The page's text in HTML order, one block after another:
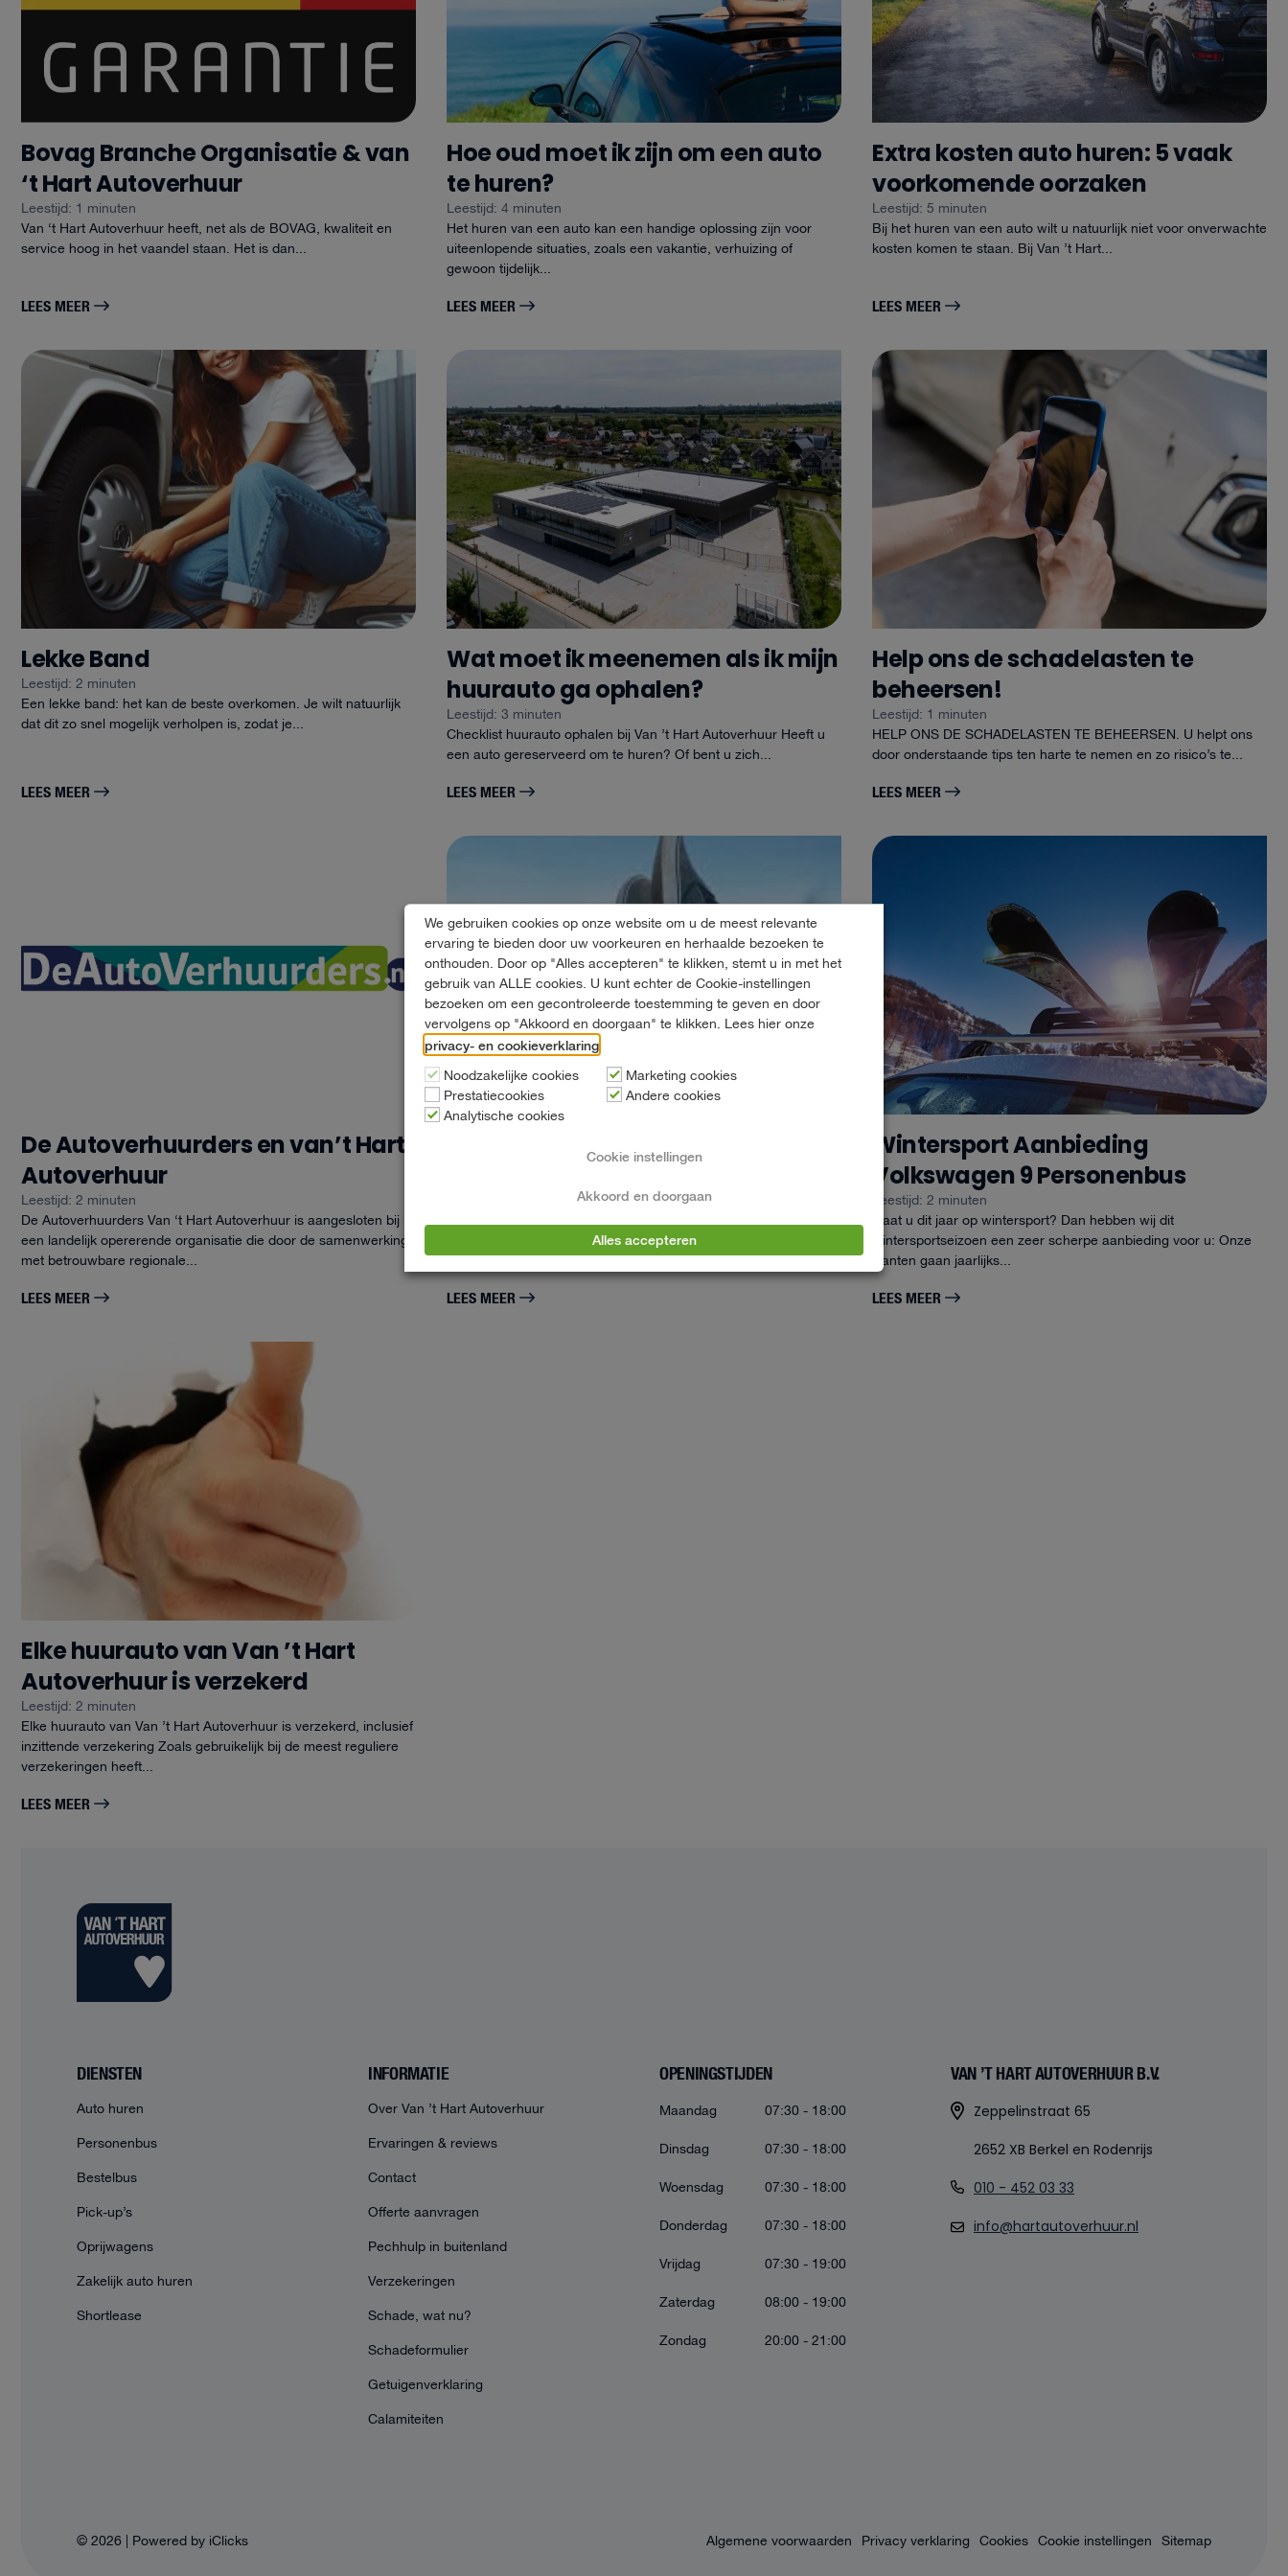
Bovag Branche Organisatie & van
‘t Hart Autoverhuur
Leestijd: 1 minuten
Van ‘t Hart Autoverhuur heeft, net als de BOVAG, kwaliteit en
service hoog in het vaandel staan. Het is dan...
LEES MEER
Hoe oud moet ik zijn om een auto
te huren?
Leestijd: 4 minuten
Het huren van een auto kan een handige oplossing zijn voor
uiteenlopende situaties, zoals een vakantie, verhuizing of
gewoon tijdelijk...
LEES MEER
Extra kosten auto huren: 5 vaak
voorkomende oorzaken
Leestijd: 5 minuten
Bij het huren van een auto wilt u natuurlijk niet voor onverwachte
kosten komen te staan. Bij Van ’t Hart...
LEES MEER
Lekke Band
Leestijd: 2 minuten
Een lekke band: het kan de beste overkomen. Je wilt natuurlijk
dat dit zo snel mogelijk verholpen is, zodat je...
LEES MEER
Wat moet ik meenemen als ik mijn
huurauto ga ophalen?
Leestijd: 3 minuten
Checklist huurauto ophalen bij Van ’t Hart Autoverhuur Heeft u
een auto gereserveerd om te huren? Of bent u zich...
LEES MEER
Help ons de schadelasten te
beheersen!
Leestijd: 1 minuten
HELP ONS DE SCHADELASTEN TE BEHEERSEN. U helpt ons
door onderstaande tips ten harte te nemen en zo risico’s te...
LEES MEER
De Autoverhuurders en van’t Hart
Autoverhuur
Leestijd: 2 minuten
De Autoverhuurders Van ‘t Hart Autoverhuur is aangesloten bij
een landelijk opererende organisatie die door de samenwerking
met betrouwbare regionale...
LEES MEER
Pechhulp Verlening Buitenland
Pechhulp Verlening Buitenland Van ’t Hart Autoverhuur heeft alle
voertuigen voorzien van 24/7 pechhulp d.m.v. een eigen label bij
een...
LEES MEER
Wintersport Aanbieding
Volkswagen 9 Personenbus
Leestijd: 2 minuten
Gaat u dit jaar op wintersport? Dan hebben wij dit
wintersportseizoen een zeer scherpe aanbieding voor u: Onze
klanten gaan jaarlijks...
LEES MEER
Elke huurauto van Van ’t Hart
Autoverhuur is verzekerd
Leestijd: 2 minuten
Elke huurauto van Van ’t Hart Autoverhuur is verzekerd, inclusief
inzittende verzekering Zoals gebruikelijk bij de meest reguliere
verzekeringen heeft...
LEES MEER
DIENSTEN
Auto huren
Personenbus
Bestelbus
Pick-up’s
Oprijwagens
Zakelijk auto huren
Shortlease
INFORMATIE
Over Van ’t Hart Autoverhuur
Ervaringen & reviews
Contact
Offerte aanvragen
Pechhulp in buitenland
Verzekeringen
Schade, wat nu?
Schadeformulier
Getuigenverklaring
Calamiteiten
OPENINGSTIJDEN
Maandag
07:30 - 18:00
Dinsdag
07:30 - 18:00
Woensdag
07:30 - 18:00
Donderdag
07:30 - 18:00
Vrijdag
07:30 - 19:00
Zaterdag
08:00 - 19:00
Zondag
20:00 - 21:00
VAN ’T HART AUTOVERHUUR B.V.
Zeppelinstraat 65
2652 XB Berkel en Rodenrijs
010 - 452 03 33
info@hartautoverhuur.nl
© 2026 | Powered by iClicks Algemene voorwaarden Privacy verklaring Cookies Cookie instellingen Sitemap
We gebruiken cookies op onze website om u de meest relevante
ervaring te bieden door uw voorkeuren en herhaalde bezoeken te
onthouden. Door op "Alles accepteren" te klikken, stemt u in met het
gebruik van ALLE cookies. U kunt echter de Cookie-instellingen
bezoeken om een gecontroleerde toestemming te geven en door
vervolgens op "Akkoord en doorgaan" te klikken. Lees hier onze
privacy- en cookieverklaring
Noodzakelijke cookies
Prestatiecookies
Analytische cookies
Marketing cookies
Andere cookies
Cookie instellingen
Akkoord en doorgaan
Alles accepteren